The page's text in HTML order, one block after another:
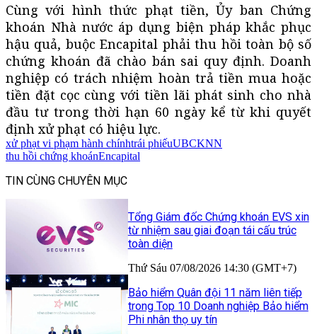
Cùng với hình thức phạt tiền, Ủy ban Chứng
khoán Nhà nước áp dụng biện pháp khắc phục
hậu quả, buộc Encapital phải thu hồi toàn bộ số
chứng khoán đã chào bán sai quy định. Doanh
nghiệp có trách nhiệm hoàn trả tiền mua hoặc
tiền đặt cọc cùng với tiền lãi phát sinh cho nhà
đầu tư trong thời hạn 60 ngày kể từ khi quyết
định xử phạt có hiệu lực.
xử phạt vi phạm hành chínhtrái phiếuUBCKNN
thu hồi chứng khoánEncapital
TIN CÙNG CHUYÊN MỤC
Tổng Giám đốc Chứng khoán EVS xin
từ nhiệm sau giai đoạn tái cấu trúc
toàn diện
Thứ Sáu 07/08/2026 14:30 (GMT+7)
Bảo hiểm Quân đội 11 năm liên tiếp
trong Top 10 Doanh nghiệp Bảo hiểm
Phi nhân thọ uy tín